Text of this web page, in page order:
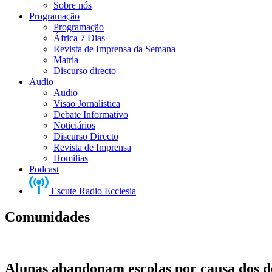
Sobre nós
Programação
Programação
África 7 Dias
Revista de Imprensa da Semana
Matria
Discurso directo
Audio
Audio
Visao Jornalistica
Debate Informativo
Noticiários
Discurso Directo
Revista de Imprensa
Homilias
Podcast
Escute Radio Ecclesia
Comunidades
Alunas abandonam escolas por causa dos